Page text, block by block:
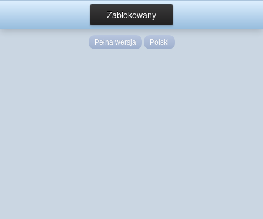
Zablokowany
Pełna wersja Polski